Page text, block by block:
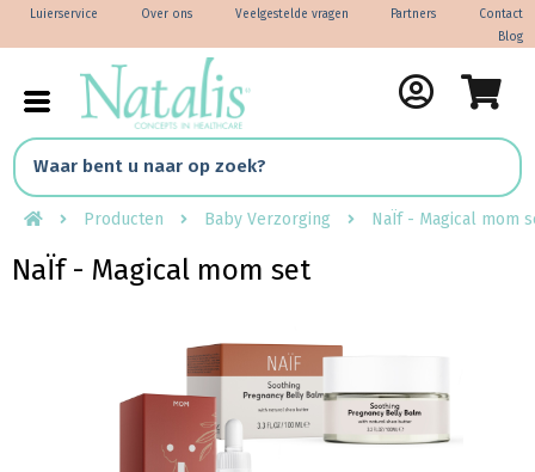
Contact
Partners
Veelgestelde vragen
Over ons
Luierservice
Blog
Producten Baby Verzorging NaÏf - Magical mom
NaÏf - Magical mom set